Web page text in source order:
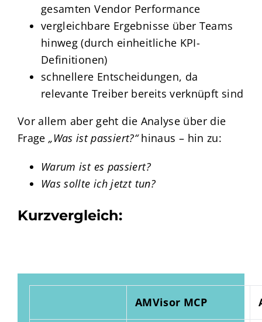
gesamten Vendor Performance
vergleichbare Ergebnisse über Teams
hinweg (durch einheitliche KPI-
Definitionen)
schnellere Entscheidungen, da
relevante Treiber bereits verknüpft sind
Vor allem aber geht die Analyse über die
Frage„Was ist passiert?“hinaus – hin zu:
Warum ist es passiert?
Was sollte ich jetzt tun?
Kurzvergleich:
AMVisor MCP